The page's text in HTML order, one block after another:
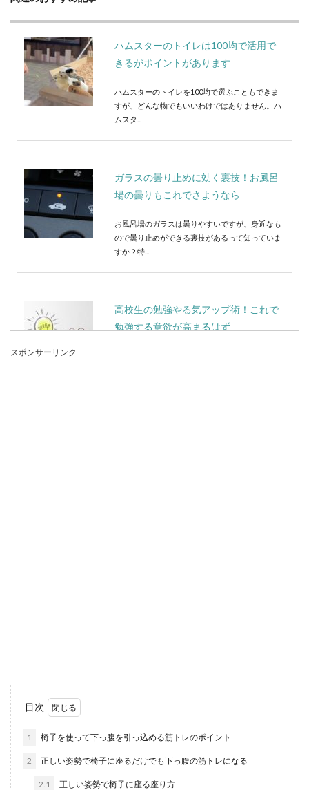
ハムスターのトイレは100均で活用で
きるがポイントがあります
ハムスターのトイレを100均で選ぶこともできま
すが、どんな物でもいいわけではありません。ハ
ムスタ...
ガラスの曇り止めに効く裏技！お風呂
場の曇りもこれでさようなら
お風呂場のガラスは曇りやすいですが、身近なも
ので曇り止めができる裏技があるって知っていま
すか？特...
高校生の勉強やる気アップ術！これで
勉強する意欲が高まるはず
もおいしいですが、自分で好きな具を入れて作っ
た方がよりお...
スポンサーリンク
目次
1 椅子を使って下っ腹を引っ込める筋トレのポイント
2 正しい姿勢で椅子に座るだけでも下っ腹の筋トレになる
2.1 正しい姿勢で椅子に座る座り方